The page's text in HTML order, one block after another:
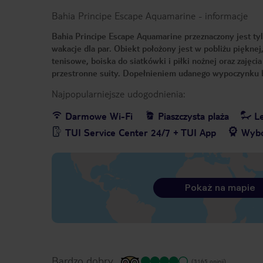
Bahia Principe Escape Aquamarine - informacje
Bahia Principe Escape Aquamarine przeznaczony jest
wakacje dla par. Obiekt położony jest w pobliżu
tenisowe, boiska do siatkówki i piłki nożnej oraz
przestronne suity. Dopełnieniem udanego
Najpopularniejsze udogodnienia:
Darmowe Wi-Fi
Piaszczysta plaża
TUI Service Center 24/7 + TUI App
Pokaż na mapie
(3165 opinii)